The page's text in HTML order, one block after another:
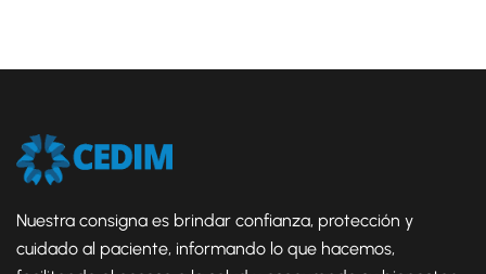
Nuestra consigna es brindar confianza, protección y
cuidado al paciente, informando lo que hacemos,